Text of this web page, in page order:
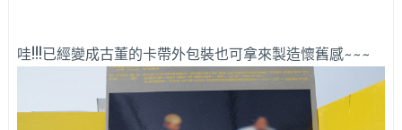
哇!!!已經變成古董的卡帶外包裝也可拿來製造懷舊感~~~